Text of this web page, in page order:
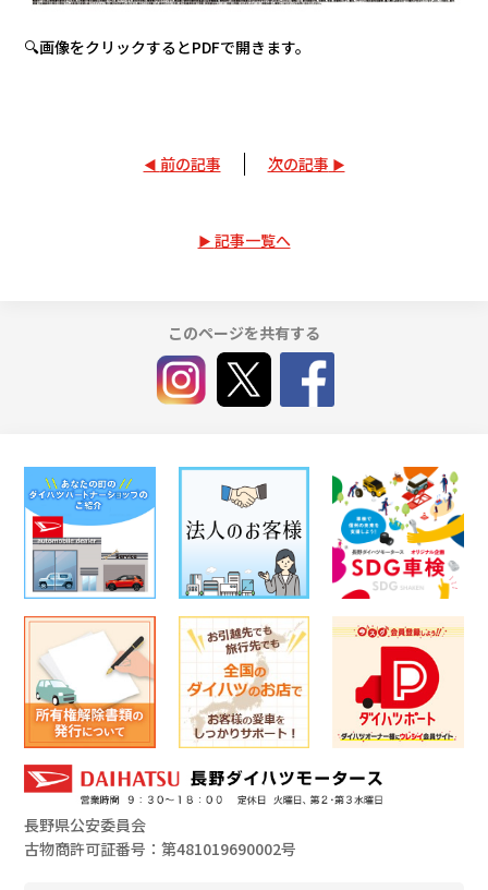
🔍画像をクリックするとPDFで開きます。
前の記事 次の記事
記事一覧へ
このページを共有する
長野県公安委員会
古物商許可証番号：第481019690002号